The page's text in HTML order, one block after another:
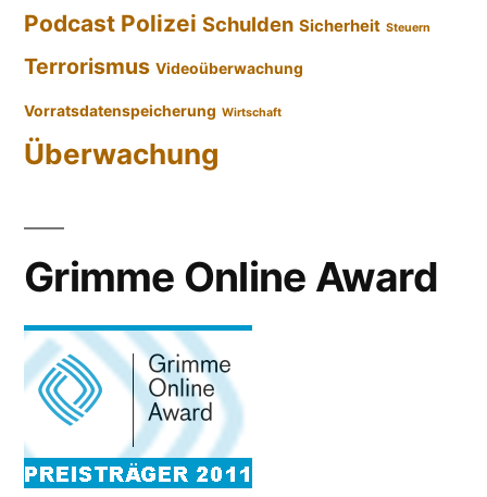
Podcast Polizei Schulden Sicherheit Steuern
Terrorismus Videoüberwachung
Vorratsdatenspeicherung Wirtschaft
Überwachung
Grimme Online Award